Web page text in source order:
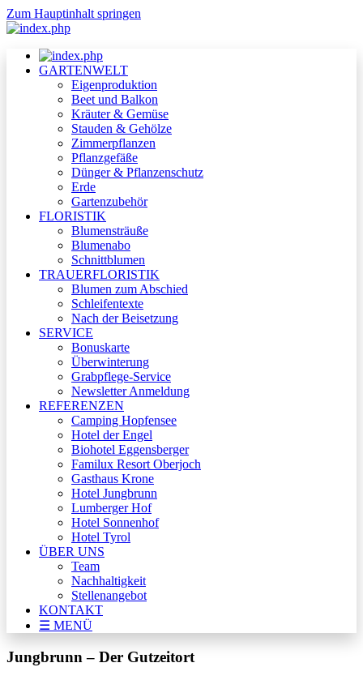
Zum Hauptinhalt springen
GARTENWELT
Eigenproduktion
Beet und Balkon
Kräuter & Gemüse
Stauden & Gehölze
Zimmerpflanzen
Pflanzgefäße
Dünger & Pflanzenschutz
Erde
Gartenzubehör
FLORISTIK
Blumensträuße
Blumenabo
Schnittblumen
TRAUERFLORISTIK
Blumen zum Abschied
Schleifentexte
Nach der Beisetzung
SERVICE
Bonuskarte
Überwinterung
Grabpflege-Service
Newsletter Anmeldung
REFERENZEN
Camping Hopfensee
Hotel der Engel
Biohotel Eggensberger
Familux Resort Oberjoch
Gasthaus Krone
Hotel Jungbrunn
Lumberger Hof
Hotel Sonnenhof
Hotel Tyrol
ÜBER UNS
Team
Nachhaltigkeit
Stellenangebot
KONTAKT
☰ MENÜ
Jungbrunn – Der Gutzeitort